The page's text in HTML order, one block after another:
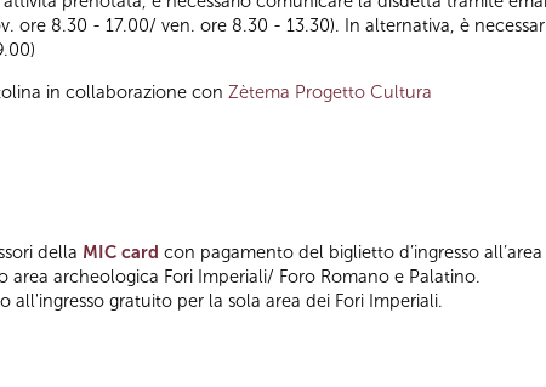
ore 8.30 - 17.00/ ven. ore 8.30 - 13.30). In alternativa, è
in collaborazione con Zètema Progetto Cultura
della MIC card con pagamento del biglietto d’ingresso
area archeologica Fori Imperiali/ Foro Romano e Palatino.
all'ingresso gratuito per la sola area dei Fori Imperiali.